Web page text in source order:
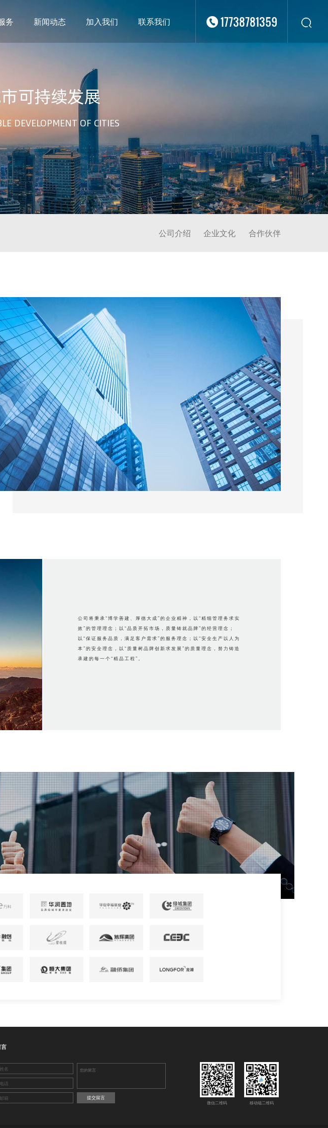
勘察资质
风景园林
工程咨询
华中
西北
务 新闻动态 加入我们 联系我们 17738781359
可持续发展
DEVELOPMENT OF CITIES
公司介绍 企业文化 合作伙伴
公司将秉承“博学善建、厚德大成”的企业精神，以“精细管理务求实
效”的管理理念；以“品质开拓市场，质量铸就品牌”的经营理念；
以“保证服务品质，满足客户需求”的服务理念；以“安全生产以人为
本”的安全理念，以“质量树品牌创新求发展”的质量理念，努力铸造
承建的每一个“精品工程”。
提交留言
微信二维码 移动端二维码